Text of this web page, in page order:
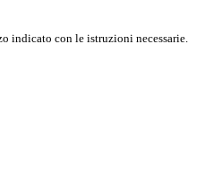
indicato con le istruzioni necessarie.